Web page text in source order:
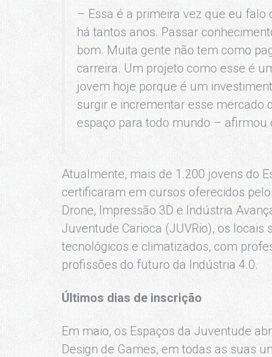
– Essa é a primeira vez que eu
há tantos anos. Passar
bom. Muita gente não tem como
carreira. Um projeto como esse é
jovem hoje porque é um
surgir e incrementar esse mercado
espaço para todo mundo – afirmou
Atualmente, mais de 1.200 jovens do
certificaram em cursos oferecidos
Drone, Impressão 3D e Indústria
Juventude Carioca (JUVRio), os
tecnológicos e climatizados, com
profissões do futuro da Indústria 4.0.
Últimos dias de inscrição
Em maio, os Espaços da Juventude
Design de Games, em todas as suas